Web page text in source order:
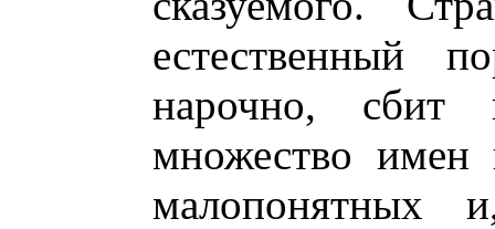
естественный
нарочно, сбит
множество имен
малопонятных